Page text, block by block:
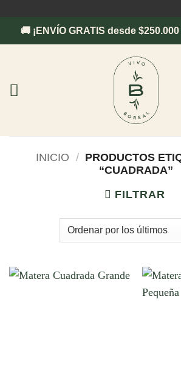
contenido
🚚 ¡ENVÍO GRATIS desde
INICIO / PRODUCTOS
“CUADRADA”
FILTRAR